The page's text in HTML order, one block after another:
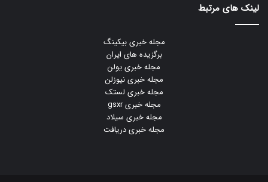
لینک های مرتبط
مجله خبری بیکینگ
برگزیده های ایران
مجله خبری یولن
مجله خبری نیوزلن
مجله خبری لستک
مجله خبری gsxr
مجله خبری سیلاد
مجله خبری دریافت